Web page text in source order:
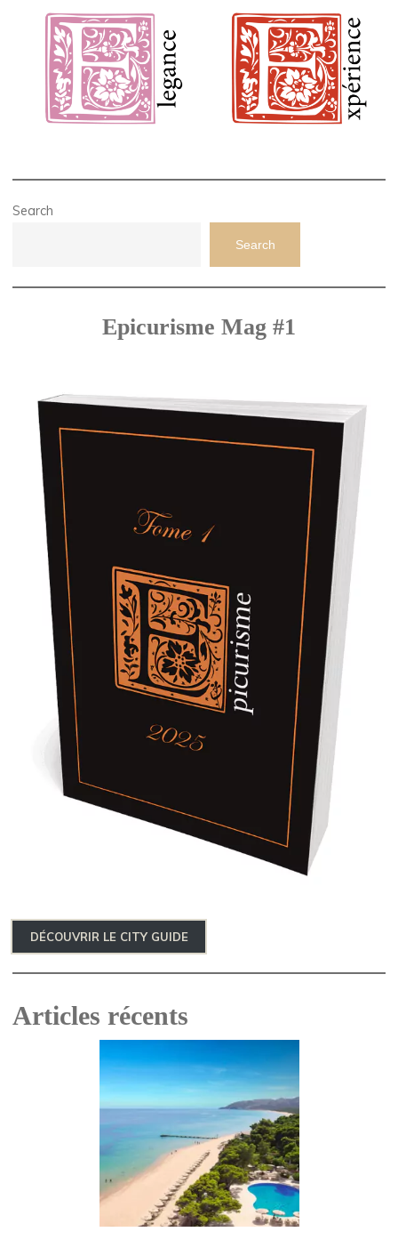
Search
Search
Epicurisme Mag #1
DÉCOUVRIR LE CITY GUIDE
Articles récents